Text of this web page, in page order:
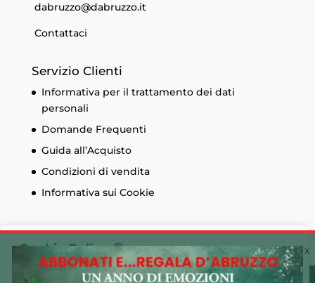
Cookie Policy 🍪
Utilizziamo i cookie sul nostro sito Web per offrirti
dabruzzo@dabruzzo.it
Contattaci
Servizio Clienti
Informativa per il trattamento dei dati
personali
Domande Frequenti
Guida all’Acquisto
Condizioni di vendita
Informativa sui Cookie